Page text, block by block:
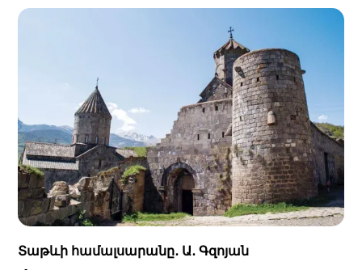
Տաթևի համալսարանը․ Ա․ Գզոյան